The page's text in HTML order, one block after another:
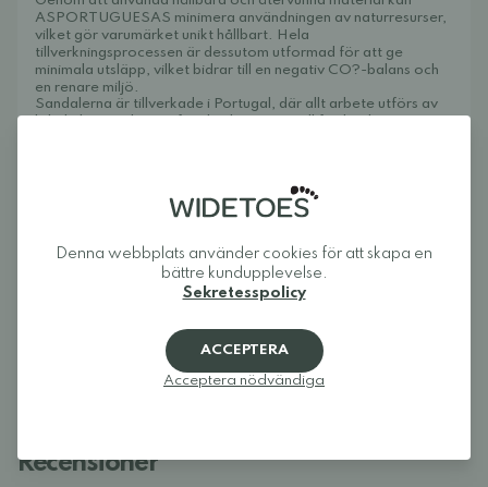
ASPORTUGUESAS minimera användningen av naturresurser,
vilket gör varumärket unikt hållbart. Hela
tillverkningsprocessen är dessutom utformad för att ge
minimala utsläpp, vilket bidrar till en negativ CO?-balans och
en renare miljö.
Sandalerna är tillverkade i Portugal, där allt arbete utförs av
snygga. Vi specialiserar oss på breda skor, fotformade skor,
barfotaskor och minimalistiska skor för hela familjen. Vårt mål
ställe och göra det enkelt att hitta modeller som ger tårna den
plats de behöver och låter foten röra sig naturligt.
Widetoes: skor som ser ut som foten, inte tvärtom.
Recensioner
Denna webbplats använder cookies för att skapa en
bättre kundupplevelse.
Sekretesspolicy
ACCEPTERA
Acceptera nödvändiga